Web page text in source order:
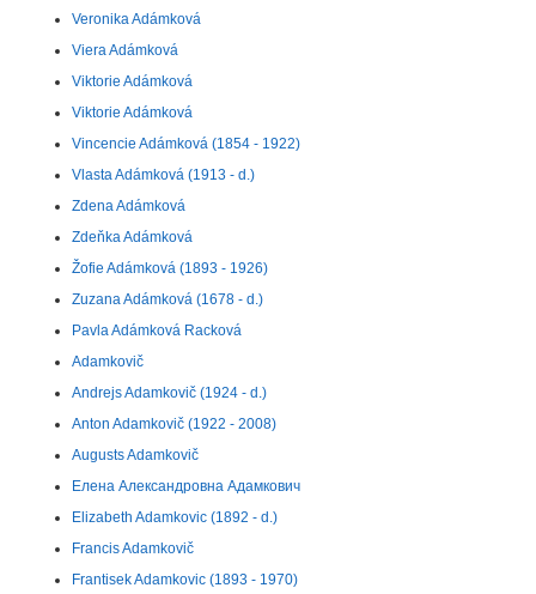
Veronika Adámková
Viera Adámková
Viktorie Adámková
Viktorie Adámková
Vincencie Adámková (1854 - 1922)
Vlasta Adámková (1913 - d.)
Zdena Adámková
Zdeňka Adámková
Žofie Adámková (1893 - 1926)
Zuzana Adámková (1678 - d.)
Pavla Adámková Racková
Adamkovič
Andrejs Adamkovič (1924 - d.)
Anton Adamkovič (1922 - 2008)
Augusts Adamkovič
Елена Александровна Адамкович
Elizabeth Adamkovic (1892 - d.)
Francis Adamkovič
Frantisek Adamkovic (1893 - 1970)